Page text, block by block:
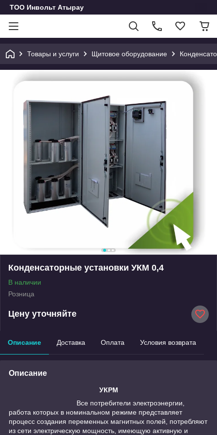
ТОО Инвольт Атырау
Товары и услуги Щитовое оборудование
Конденсаторные установки УКМ 0,4
В наличии
Розница
Цену уточняйте
Описание Доставка Оплата Условия возврата
Описание
УКРМ
Все потребители электроэнергии,
работа которых в номинальном режиме представляет
процесс создания переменных магнитных полей, потребляют
из сети электрическую мощность, имеющую активную и